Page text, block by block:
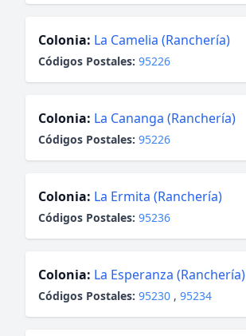
Colonia: La Camelia (Ranchería)
Códigos Postales: 95226
Colonia: La Cananga (Ranchería)
Códigos Postales: 95226
Colonia: La Ermita (Ranchería)
Códigos Postales: 95236
Colonia: La Esperanza (Ranchería)
Códigos Postales: 95230 , 95234